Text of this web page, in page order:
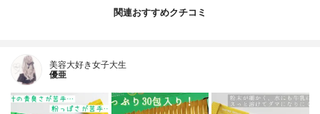
関連おすすめクチコミ
美容大好き女子大生
優亜